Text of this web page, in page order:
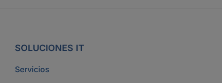
SOLUCIONES IT
Servicios